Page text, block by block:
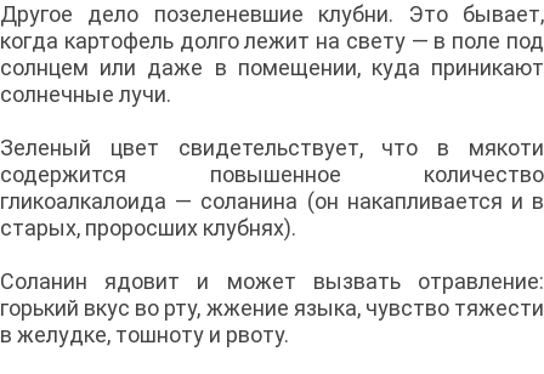
Другое дело позеленевшие клубни. Это бывает,
когда картофель долго лежит на свету — в поле под
солнцем или даже в помещении, куда приникают
солнечные лучи.
Зеленый цвет свидетельствует, что в мякоти
содержится повышенное количество
гликоалкалоида — соланина (он накапливается и в
старых, проросших клубнях).
Соланин ядовит и может вызвать отравление:
горький вкус во рту, жжение языка, чувство тяжести
в желудке, тошноту и рвоту.